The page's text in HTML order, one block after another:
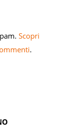
Scopri
.